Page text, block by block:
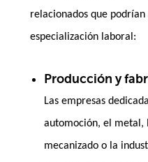
relacionados que
especialización laboral:
Producción y
Las empresas
automoción, el metal,
mecanizado o la